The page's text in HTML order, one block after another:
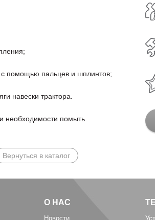
с помощью пальцев и шплинтов;
навески трактора.
необходимости помыть.
Вернуться в каталог
О НАС
Новости